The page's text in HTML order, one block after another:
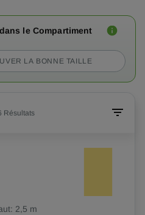
le Compartiment
LA BONNE TAILLE
Résultats
2,5 m